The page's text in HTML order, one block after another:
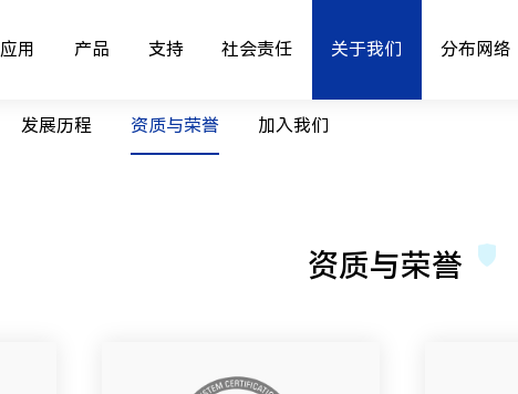
应用 产品 支持 社会责任 关于我们 分布网络
发展历程 资质与荣誉 加入我们
资质与荣誉